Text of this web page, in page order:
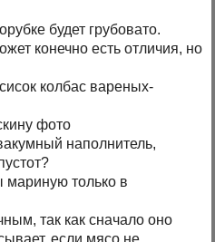
будет грубовато.
конечно есть отличия, но
колбас вареных-
фото
наполнитель,
мариную только в
так как сначало оно
если мясо не